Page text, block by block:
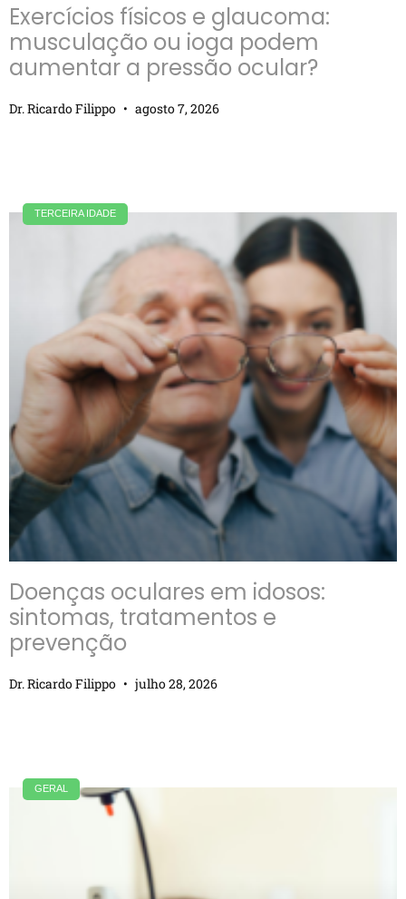
Exercícios físicos e glaucoma:
musculação ou ioga podem
aumentar a pressão ocular?
Dr. Ricardo Filippo agosto 7, 2026
TERCEIRA IDADE
Doenças oculares em idosos:
sintomas, tratamentos e
prevenção
Dr. Ricardo Filippo julho 28, 2026
GERAL